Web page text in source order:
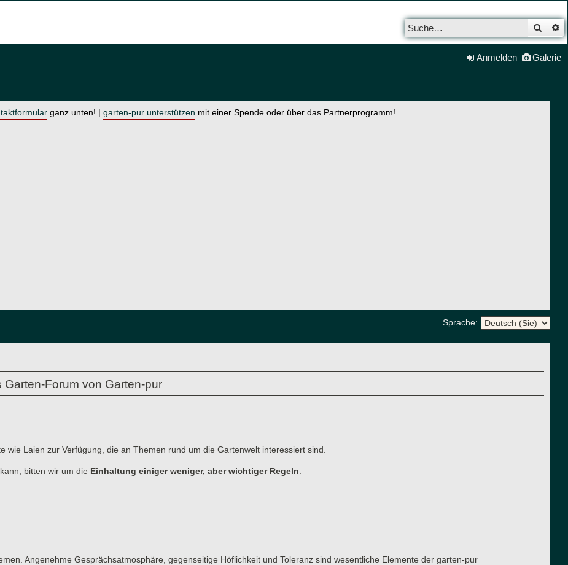
Galerie
Anmelden
ganz unten! | garten-pur unterstützen mit einer Spende oder über das Partnerprogramm!
Sprache:
Forum von Garten-pur
Laien zur Verfügung, die an Themen rund um die Gartenwelt interessiert sind.
bitten wir um die Einhaltung einiger weniger, aber wichtiger Regeln
Angenehme Gesprächsatmosphäre, gegenseitige Höflichkeit und Toleranz sind wesentliche Elemente der garten-pur